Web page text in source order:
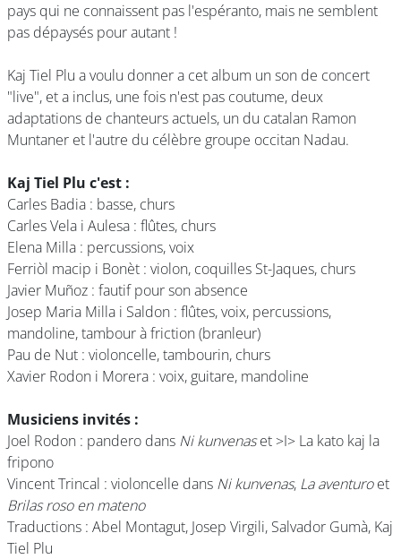
pays qui ne connaissent pas l'espéranto, mais ne semblent
pas dépaysés pour autant !
Kaj Tiel Plu a voulu donner a cet album un son de concert
"live", et a inclus, une fois n'est pas coutume, deux
adaptations de chanteurs actuels, un du catalan Ramon
Muntaner et l'autre du célèbre groupe occitan Nadau.
Kaj Tiel Plu c'est :
Carles Badia : basse, churs
Carles Vela i Aulesa : flûtes, churs
Elena Milla : percussions, voix
Ferriòl macip i Bonèt : violon, coquilles St-Jaques, churs
Javier Muñoz : fautif pour son absence
Josep Maria Milla i Saldon : flûtes, voix, percussions,
mandoline, tambour à friction (branleur)
Pau de Nut : violoncelle, tambourin, churs
Xavier Rodon i Morera : voix, guitare, mandoline
Musiciens invités :
Joel Rodon : pandero dans Ni kunvenaset >I> La kato kaj la
fripono
Vincent Trincal : violoncelle dans Ni kunvenas, La aventuroet
Brilas roso en mateno
Traductions : Abel Montagut, Josep Virgili, Salvador Gumà, Kaj
Tiel Plu